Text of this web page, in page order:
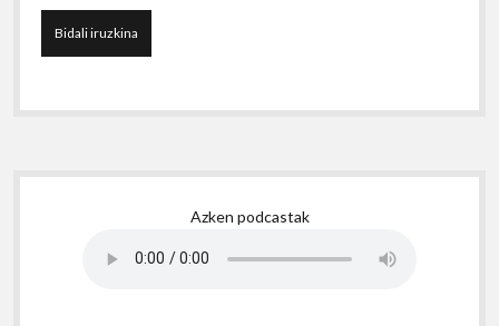
Sidebar
Azken podcastak